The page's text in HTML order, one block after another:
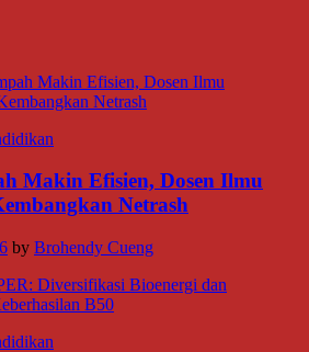
Makin Efisien, Dosen Ilmu
Netrash
by Brohendy Cueng